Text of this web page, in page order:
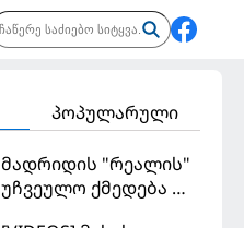
პოპულარული
მადრიდის "რეალის"
უჩვეულო ქმედება და